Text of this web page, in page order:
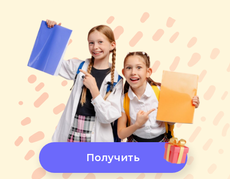
Бесплатно попробовать
А также юридическая поддержка
Лиги Семейного Образования в
любых вопросах со школой и УО!